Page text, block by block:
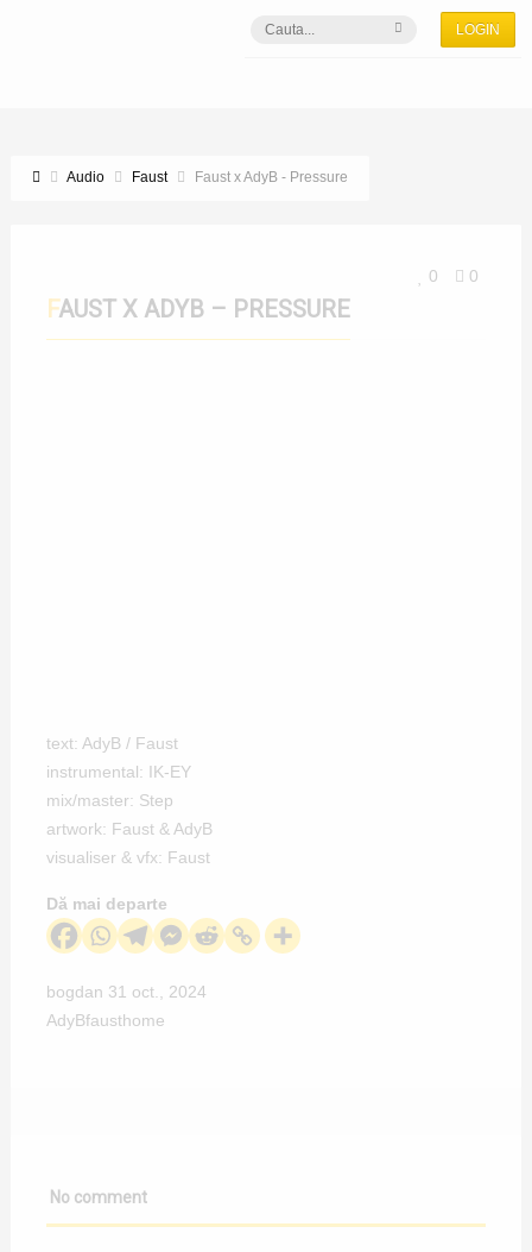
LOGIN
Audio Faust Faust x AdyB - Pressure
0 0
FAUST X ADYB – PRESSURE
text: AdyB / Faust
instrumental: IK-EY
mix/master: Step
artwork: Faust & AdyB
visualiser & vfx: Faust
Dă mai departe
bogdan 31 oct., 2024
AdyBfausthome
No comment